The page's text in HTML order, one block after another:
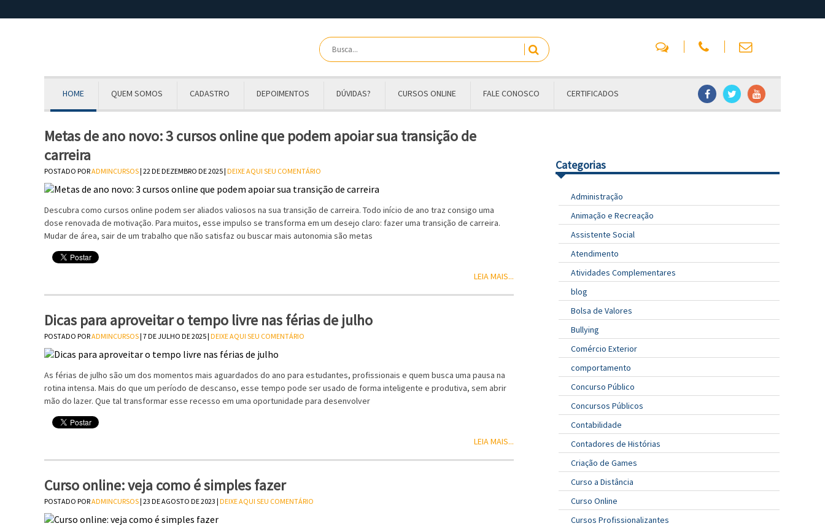
HOME QUEM SOMOS CADASTRO DEPOIMENTOS DÚVIDAS? CURSOS ONLINE FALE CONOSCO CERTIFICADOS
Metas de ano novo: 3 cursos online que podem apoiar sua transição de
carreira
POSTADO PORADMINCURSOS| 22 DE DEZEMBRO DE 2025 | DEIXE AQUI SEU COMENTÁRIO
Descubra como cursos online podem ser aliados valiosos na sua transição de carreira. Todo início de ano traz consigo uma
dose renovada de motivação. Para muitos, esse impulso se transforma em um desejo claro: fazer uma transição de carreira.
Mudar de área, sair de um trabalho que não satisfaz ou buscar mais autonomia são metas
LEIA MAIS...
Dicas para aproveitar o tempo livre nas férias de julho
POSTADO PORADMINCURSOS| 7 DE JULHO DE 2025 | DEIXE AQUI SEU COMENTÁRIO
As férias de julho são um dos momentos mais aguardados do ano para estudantes, profissionais e quem busca uma pausa na
rotina intensa. Mais do que um período de descanso, esse tempo pode ser usado de forma inteligente e produtiva, sem abrir
mão do lazer. Que tal transformar esse recesso em uma oportunidade para desenvolver
LEIA MAIS...
Curso online: veja como é simples fazer
POSTADO PORADMINCURSOS| 23 DE AGOSTO DE 2023 | DEIXE AQUI SEU COMENTÁRIO
Categorias
Administração
Animação e Recreação
Assistente Social
Atendimento
Atividades Complementares
blog
Bolsa de Valores
Bullying
Comércio Exterior
comportamento
Concurso Público
Concursos Públicos
Contabilidade
Contadores de Histórias
Criação de Games
Curso a Distância
Curso Online
Cursos Profissionalizantes